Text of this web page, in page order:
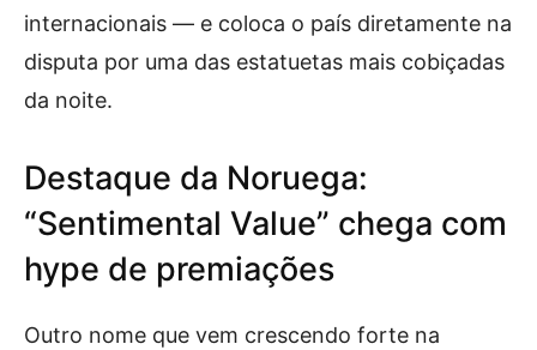
internacionais — e coloca o país diretamente na
disputa por uma das estatuetas mais cobiçadas
da noite.
Destaque da Noruega:
“Sentimental Value” chega com
hype de premiações
Outro nome que vem crescendo forte na